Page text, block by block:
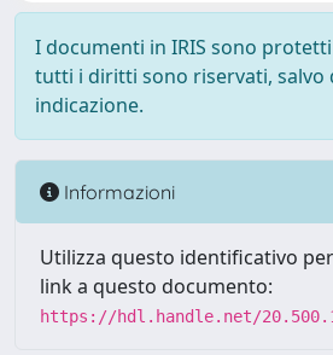
I documenti in IRIS sono
tutti i diritti sono riservati, salvo
indicazione.
Informazioni
Utilizza questo identificativo
link a questo documento:
https://hdl.handle.net/